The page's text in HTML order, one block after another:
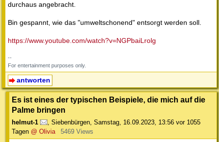
durchaus angebracht.
Bin gespannt, wie das "umweltschonend" entsorgt werden soll.
https://www.youtube.com/watch?v=NGPbaiLrolg
--
For entertainment purposes only.
antworten
Es ist eines der typischen Beispiele, die mich auf die
Palme bringen
helmut-1 , Siebenbürgen, Samstag, 16.09.2023, 13:56 vor 1055
Tagen @ Olivia 5469 Views